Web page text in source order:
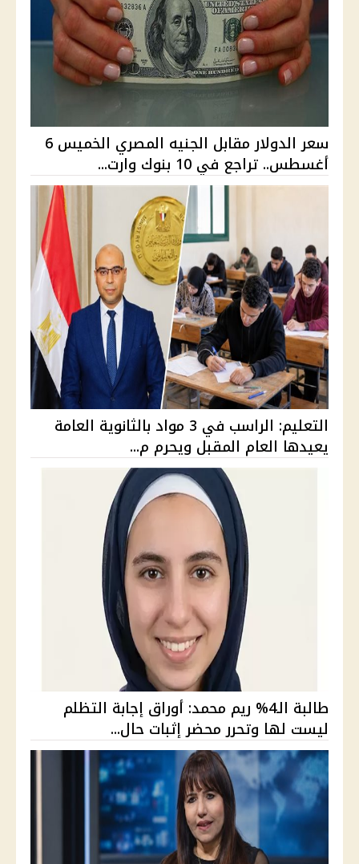
سعر الدولار مقابل الجنيه المصري الخميس 6
أغسطس.. تراجع في 10 بنوك وارت...
التعليم: الراسب في 3 مواد بالثانوية العامة
يعيدها العام المقبل ويحرم م...
طالبة الـ4% ريم محمد: أوراق إجابة التظلم
ليست لها وتحرر محضر إثبات حال...